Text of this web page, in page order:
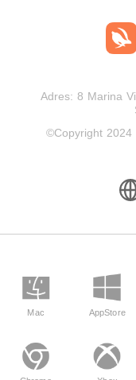
Adres: 8 Marina
©Copyright 2024
Mac AppStore